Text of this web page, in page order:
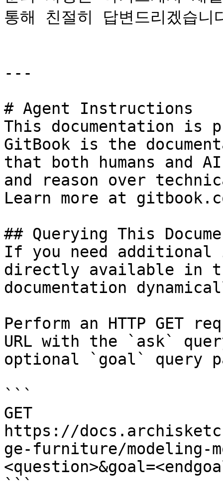
통해 친절히 답변드리겠습니
---
# Agent Instructions
This documentation is
GitBook is the
that both humans and
and reason over
Learn more at
## Querying This
If you need
directly available in
documentation
Perform an HTTP GET
URL with the `ask`
optional `goal` query
```
GET
https://
ge-furniture/modeling-
```